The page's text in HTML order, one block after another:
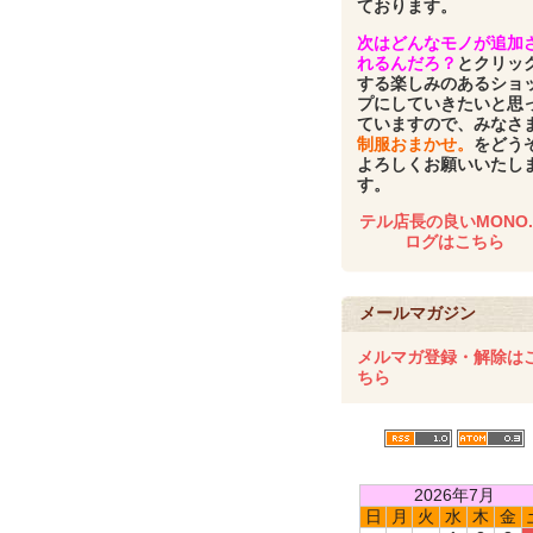
ております。
次はどんなモノが追加
れるんだろ？ とクリッ
する楽しみのあるショ
プにしていきたいと思
ていますので、みなさ
制服おまかせ。 をどう
よろしくお願いいたし
す。
テル店長の良い
ログはこちら
メールマガジン
メルマガ登録・解除は
ちら
2026年7月
日
月 火 水 木 金